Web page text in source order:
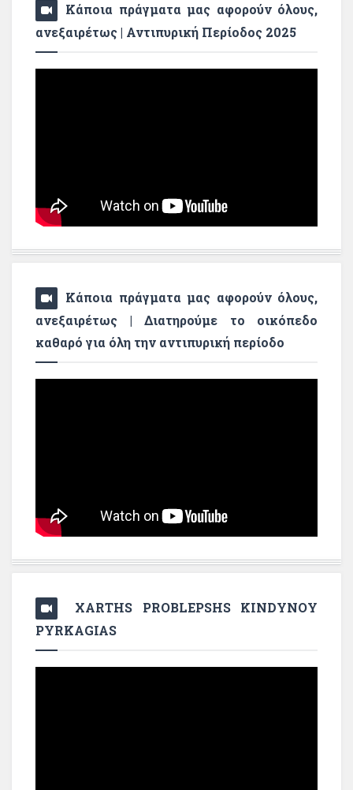
Κάποια πράγματα μας αφορούν όλους,
ανεξαιρέτως | Αντιπυρική Περίοδος 2025
Κάποια πράγματα μας αφορούν όλους,
ανεξαιρέτως | Διατηρούμε το οικόπεδο
καθαρό για όλη την αντιπυρική περίοδο
XARTHS PROBLEPSHS KINDYNOY
PYRKAGIAS